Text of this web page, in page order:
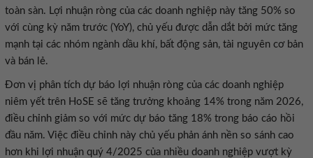
toàn sàn. Lợi nhuận ròng của các doanh nghiệp này tăng 50% so
với cùng kỳ năm trước (YoY), chủ yếu được dẫn dắt bởi mức tăng
mạnh tại các nhóm ngành dầu khí, bất động sản, tài nguyên cơ bản
và bán lẻ.
Đơn vị phân tích dự báo lợi nhuận ròng của các doanh nghiệp
niêm yết trên HoSE sẽ tăng trưởng khoảng 14% trong năm 2026,
điều chỉnh giảm so với mức dự báo tăng 18% trong báo cáo hồi
đầu năm. Việc điều chỉnh này chủ yếu phản ánh nền so sánh cao
hơn khi lợi nhuận quý 4/2025 của nhiều doanh nghiệp vượt kỳ